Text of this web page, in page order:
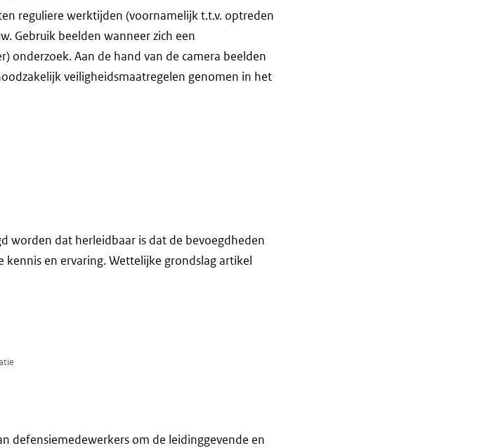
reguliere werktijden (voornamelijk t.t.v. optreden
Gebruik beelden wanneer zich een
onderzoek. Aan de hand van de camera beelden
veiligheidsmaatregelen genomen in het
worden dat herleidbaar is dat de bevoegdheden
kennis en ervaring. Wettelijke grondslag artikel
defensiemedewerkers om de leidinggevende en